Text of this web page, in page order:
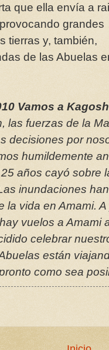
que ella envía a
grandes
tierras y, también,
de las Abuelas
Vamos a
las fuerzas de la
decisiones por
humildemente
años cayó sobre
inundaciones
la vida en Amami.
vuelos a Amami
celebrar
están
como sea